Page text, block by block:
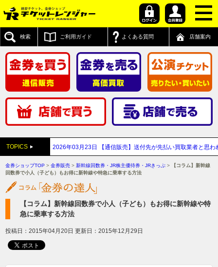
検索 ご利用ガイド よくある質問 店舗案内
TOPICS
ついて 2026年03月23日 【通信販売】送付先が先払い買取業者と思われるご注
金券ショップTOP >金券販売 >新幹線回数券・JR株主優待券・JRきっぷ >
【コラム】新幹線
回数券で小人（子ども）もお得に新幹線や特急に乗車する方法
【コラム】新幹線回数券で小人（子ども）もお得に新幹線や特
急に乗車する方法
投稿日：2015年04月20日 更新日：2015年12月29日